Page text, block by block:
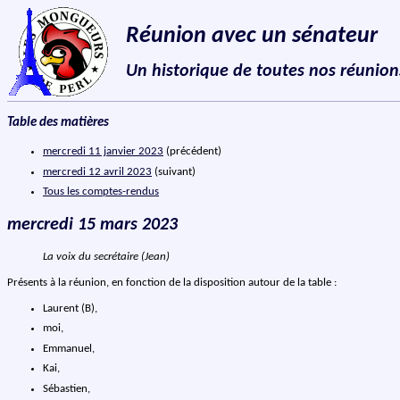
Réunion avec un sénateur
Un historique de toutes nos
Table des matières
mercredi 11 janvier 2023 (précédent)
mercredi 12 avril 2023 (suivant)
Tous les comptes-rendus
mercredi 15 mars 2023
La voix du secrétaire (Jean)
Présents à la réunion, en fonction de la disposition autour de la table :
Laurent (B),
moi,
Emmanuel,
Kai,
Sébastien,